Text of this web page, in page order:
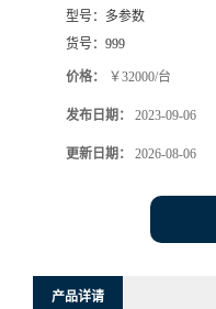
型号： 多参数
货号： 999
价格： ￥32000/台
发布日期： 2023-09-06
更新日期： 2026-08-06
产品详请